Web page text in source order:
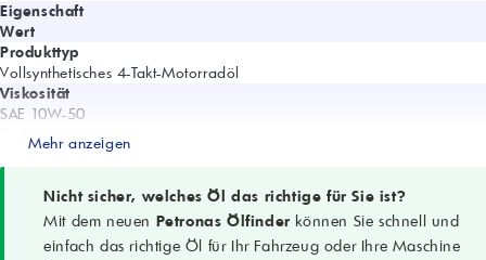
Eigenschaft
Wert
Produkttyp
Vollsynthetisches 4-Takt-Motorradöl
Viskosität
SAE 10W-50
Technologie
API SN (und früher)
JASO-Spezifikation
JASO MA2
Mehr anzeigen
Nicht sicher, welches Öl das richtige für Sie ist?
Mit dem neuen Petronas Ölfinder können Sie schnell und
einfach das richtige Öl für Ihr Fahrzeug oder Ihre Maschine